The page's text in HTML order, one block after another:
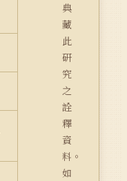
典
藏
此
研
究
之
詮
釋
資
料。
如